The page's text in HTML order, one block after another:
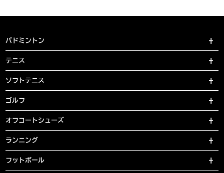
バドミントン
テニス
ソフトテニス
ゴルフ
オフコートシューズ
ランニング
フットボール